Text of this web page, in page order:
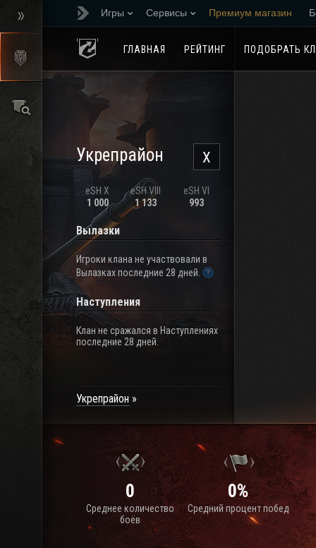
Игры Сервисы Премиум магазин
ГЛАВНАЯ
РЕЙТИНГ ПОДОБРАТЬ
X
Укрепрайон
eSH X
1 000
eSH VIII
1 133
eSH VI
993
Вылазки
Игроки клана не участвовали в
Вылазках последние 28 дней.
Наступления
Клан не сражался в Наступлениях
последние 28 дней.
Укрепрайон
0
Среднее количество
боёв
0%
Средний процент побед